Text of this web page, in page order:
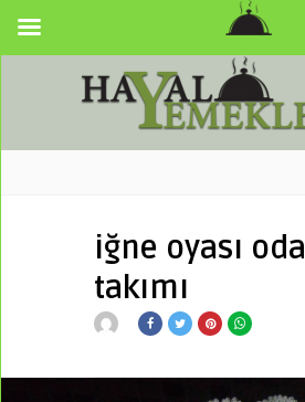
iğne oyası oda
takımı